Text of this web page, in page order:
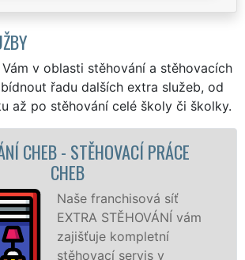
v oblasti stěhování a stěhovacích
řadu dalších extra služeb, od
až po stěhování celé školy či školky.
STĚHOVACÍ SLUŽBA CHEB -
stěhovací